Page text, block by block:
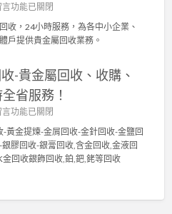
園
貴
金
收
〉
中
言功能已關閉
收，24小時服務，為各中小企業、
戶提供貴金屬回收業務。
-貴金屬回收、收購、
省服務！
言功能已關閉
黃金提煉-金屑回收-金針回收-金鹽回
膠回收-銀膏回收,含金回收,金液回
回收銀飾回收,鉑,鈀,銠等回收